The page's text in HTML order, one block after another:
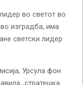
во светот во
изградба, има
светски лидер
Урсула фон
„стратешка